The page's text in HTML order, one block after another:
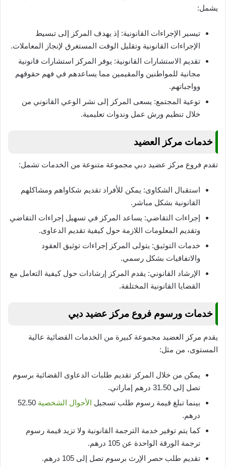
يشمل:
تيسير الإجراءات القانونية: إذ يهدف المركز إلى تبسيط
الإجراءات القانونية وتقليل الوقت المستغرق لإنجاز المعاملات.
تقديم الاستشارات القانونية: يوفر المركز استشارات قانونية
مجانية للمواطنين والمقيمين مما يساعدهم في فهم حقوقهم
وواجباتهم.
توعية المجتمع: يسعى المركز إلى نشر الوعي القانوني من
خلال تنظيم ورش عمل وندوات تعليمية.
خدمات مركز العضيد
تقدم فروع مركز عضيد دبي مجموعة متنوعة من الخدمات تشمل:
استقبال الشكاوى: يمكن للأفراد تقديم شكاواهم ومشاكلهم
القانونية بشكل مباشر.
إجراءات التقاضي: يساعد المركز في تسهيل إجراءات التقاضي
وتقديم المعلومات اللازمة حول كيفية تقديم الدعاوى.
خدمات التوثيق: يتولى المركز إجراءات توثيق العقود
والاتفاقيات بشكل رسمي.
الإرشاد القانوني: يقدم المركز إرشادات حول كيفية التعامل مع
القضايا القانونية المختلفة.
خدمات ورسوم فروع مركز عضيد دبي
يقدم مركز العضيد مجموعة كبيرة من الخدمات القضائية عالية
المستوى، من مثل:
يمكن من خلال المركز تقديم طلبات الدعاوى القضائية برسوم
تصل إلى 31.50 درهم إماراتي.
بينما تبلغ قيمة رسوم طلب تسجيل الأحوال الشخصية 52.50
درهم.
كما يتم توفير خدمة الترجمة القانونية ولا تزيد قيمة رسوم
ترجمة الورقة الواحدة عن 105 درهم.
تقديم طلب حصر الإرث برسوم تصل إلى 105 درهم.